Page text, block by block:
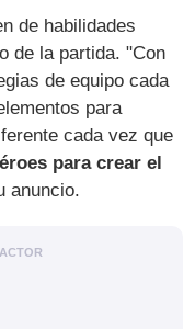
de habilidades
de la partida. "Con
de equipo cada
para
cada vez que
para crear el
anuncio.